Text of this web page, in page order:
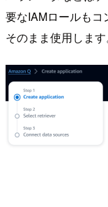
要なIAMロールも
そのまま使用します